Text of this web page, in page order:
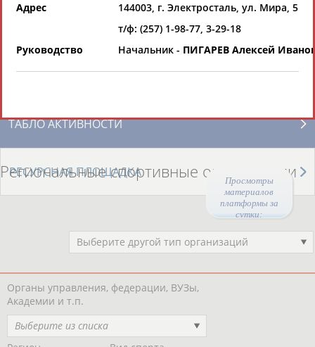
Просмотры
материалов
платформы за
сутки:
Региональные спортивные организации
СВОДНЫЕ ИНДЕКСЫ
ТАБЛО АКТИВНОСТИ
РЕСУРСНАЯ ПЛОЩАДКА
Региональные спортивные организации
Выберите другой тип организаций
Органы управления, федерации, ВУЗы,
Академии и т.п.
Выберите из списка
Адрес
144003, г. Электросталь, ул. Мира, 5
т/ф: (257) 1-98-77, 3-29-18
Руководство
Начальник - ПИГАРЕВ Алексей